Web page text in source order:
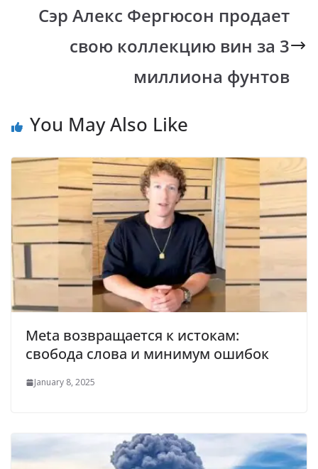
k p k
Сэр Алекс Фергюсон продает
свою коллекцию вин за 3
миллиона фунтов
You May Also Like
Meta возвращается к истокам:
свобода слова и минимум ошибок
January 8, 2025